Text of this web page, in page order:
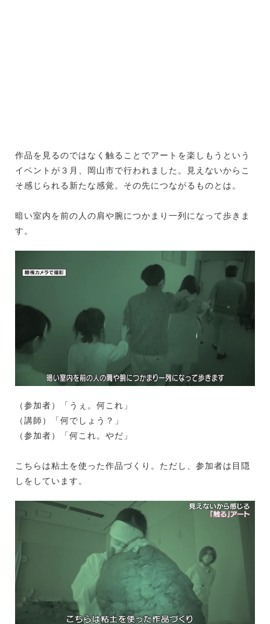
作品を見るのではなく触ることでアートを楽しもうという
イベントが３月、岡山市で行われました。見えないからこ
そ感じられる新たな感覚。その先につながるものとは。
暗い室内を前の人の肩や腕につかまり一列になって歩きま
す。
（参加者）「うぇ。何これ」
（講師）「何でしょう？」
（参加者）「何これ。やだ」
こちらは粘土を使った作品づくり。ただし、参加者は目隠
しをしています。